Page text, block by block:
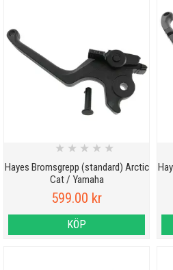
Hayes Bromsgrepp (standard) Arctic
Cat / Yamaha
★ ★ ★ ★ ★
599.00 kr
KÖP